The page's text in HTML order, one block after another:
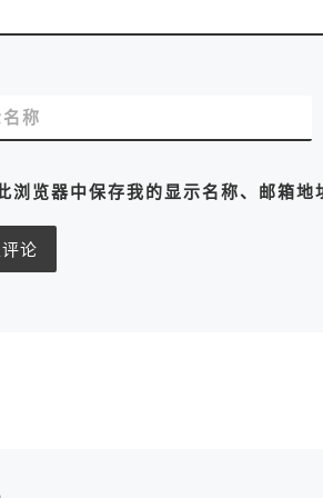
称
浏览器中保存我的显示名称、邮箱地